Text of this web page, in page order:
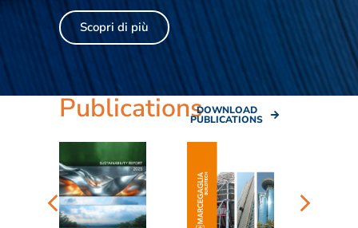
Scopri di più
PublicationsDOWNLOAD
PUBLICATIONS